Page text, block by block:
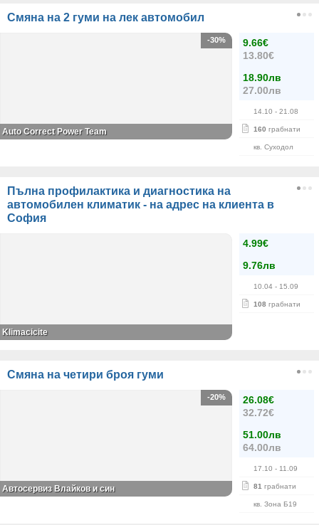
Смяна на 2 гуми на лек автомобил
9.66€
13.80€
18.90лв
27.00лв
14.10 - 21.08
160 грабнати
кв. Суходол
-30%
Auto Correct Power Теаm
Пълна профилактика и диагностика на
автомобилен климатик - на адрес на клиента в
София
4.99€
9.76лв
10.04 - 15.09
108 грабнати
Klimacicite
Смяна на четири броя гуми
26.08€
32.72€
51.00лв
64.00лв
17.10 - 11.09
81 грабнати
кв. Зона Б19
-20%
Автосервиз Влайков и син